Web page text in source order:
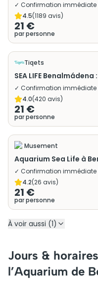
✓ Confirmation immédiate
4.5(1189 avis)
21 €
par personne
Tiqets
SEA LIFE
✓ Confirmation immédiate
4.0(420 avis)
21 €
par personne
Musement
Aquarium Sea Life à
✓ Confirmation immédiate
4.2(26 avis)
21 €
par personne
À voir aussi (1)
Jours &
l’Aquarium de